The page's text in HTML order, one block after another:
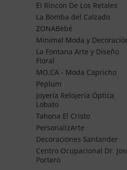
El Rincón De Los Retales
La Bomba del Calzado
ZONABebé
Minimal Moda y
La Fontana Arte y Diseño
Floral
MO.CA - Moda Capricho
Peplum
Joyería Relojería Óptica
Lobato
Tahona El Cristo
PersonalizArte
Decoraciones Santander
Centro Ocupacional Dr.
Portero